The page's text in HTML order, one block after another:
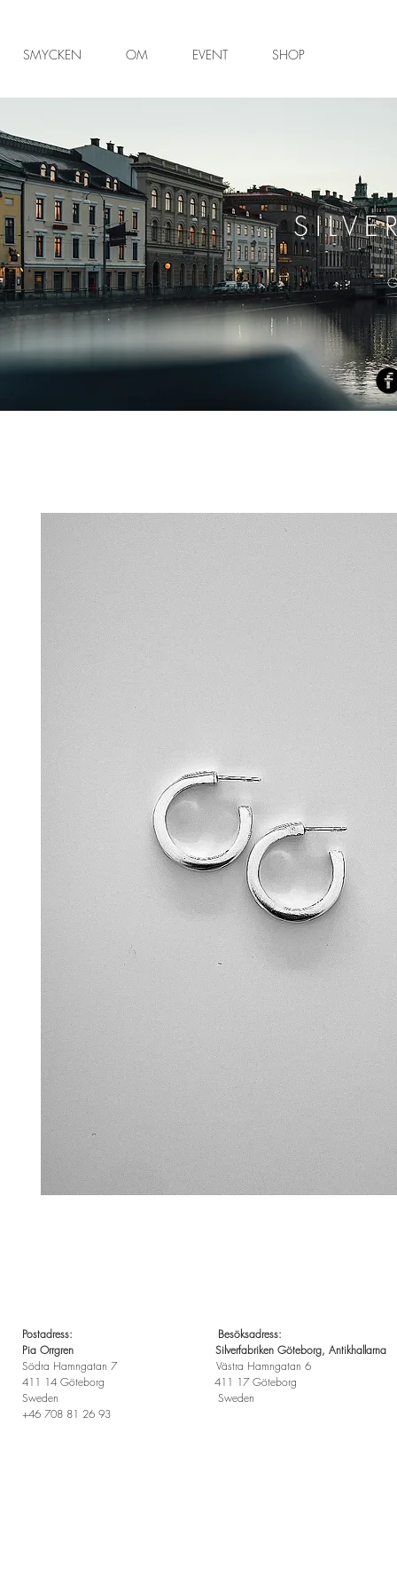
SMYCKEN OM EVENT SHOP
Postadress: Besöksadress:
Pia Orrgren Silverfabriken Göteborg, Antikhallarna
Södra Hamngatan 7 Västra Hamngatan 6
411 14 Göteborg 411 17 Göteborg
Sweden Sweden
+46 708 81 26 93